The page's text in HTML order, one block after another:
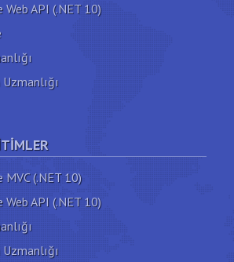
Web API (.NET 10)
MVC (.NET 10)
Web API (.NET 10)